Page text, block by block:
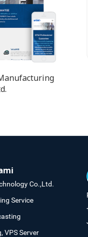
Co.,Ltd.
Service
VPS Server